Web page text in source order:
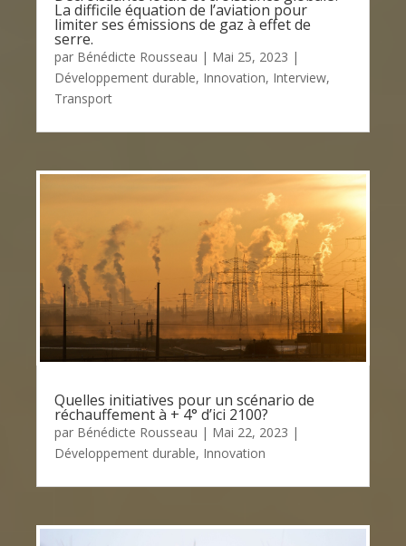
La difficile équation de l’aviation pour
limiter ses émissions de gaz à effet de
serre.
par Bénédicte Rousseau | Mai 25, 2023 |
Développement durable, Innovation, Interview,
Transport
Quelles initiatives pour un scénario de
réchauffement à + 4° d’ici 2100?
par Bénédicte Rousseau | Mai 22, 2023 |
Développement durable, Innovation